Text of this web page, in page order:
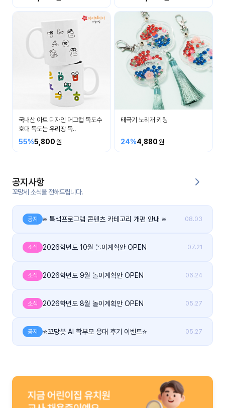
이벤
트
들의
이야
후기
게시
판
그
국내산 아트 디자인 머그컵 독도수
호대 독도는 우리땅 독..
55%5,800
태극기 노리개 키링
24%4,880
공지사항
꼬망세 소식을 전해드립니다.
공지 ※ 특색프로그램 콘텐츠 카테고리 개편 안내 ※ 08.03
소식 2026학년도 10월 놀이계획안 OPEN 07.21
소식 2026학년도 9월 놀이계획안 OPEN 06.24
소식 2026학년도 8월 놀이계획안 OPEN 05.27
공지 ⭐꼬망봇 AI 학부모 응대 후기 이벤트⭐ 05.27